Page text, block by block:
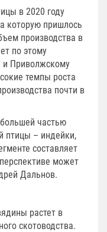
в 2020 году
которую пришлось
производства в
по этому
и Приволжскому
темпы роста
почти в
частью
птицы – индейки,
составляет
может
Дальнов.
растет в
скотоводства.